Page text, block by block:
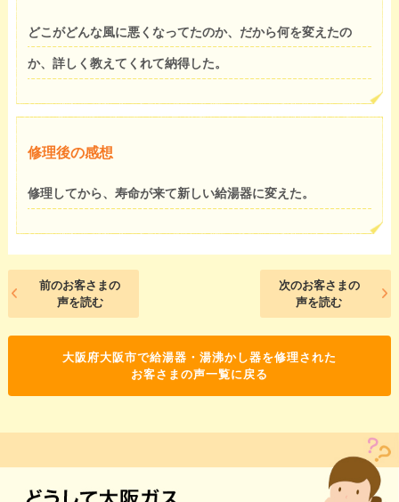
どこがどんな風に悪くなってたのか、だから何を変えたの
か、詳しく教えてくれて納得した。
修理後の感想
修理してから、寿命が来て新しい給湯器に変えた。
前のお客さまの
声を読む
次のお客さまの
声を読む
大阪府大阪市で給湯器・湯沸かし器を修理された
お客さまの声一覧に戻る